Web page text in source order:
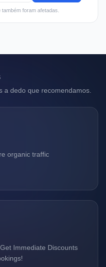
foram afetadas.
a dedo que recomendamos.
organic traffic
Immediate Discounts